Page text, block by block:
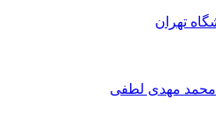
تهران
مهدی لطفی